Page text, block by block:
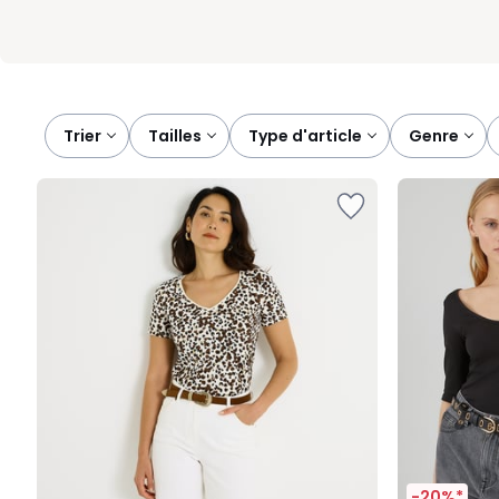
Trier tailles type d'article genre